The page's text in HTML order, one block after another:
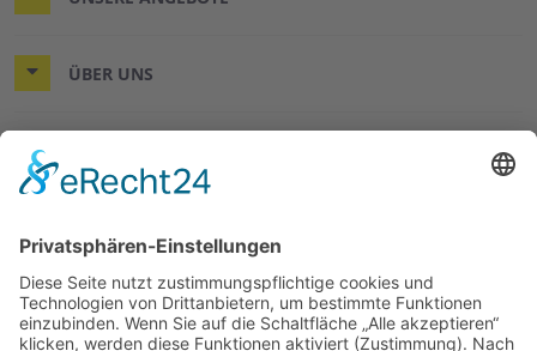
ÜBER UNS
© 2026 ASB-Kreisverband Wilhelmshaven/Friesland